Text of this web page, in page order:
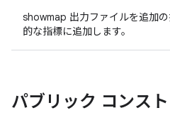
showmap 出力ファイルを追加
的な指標に追加します。
パブリック コンス